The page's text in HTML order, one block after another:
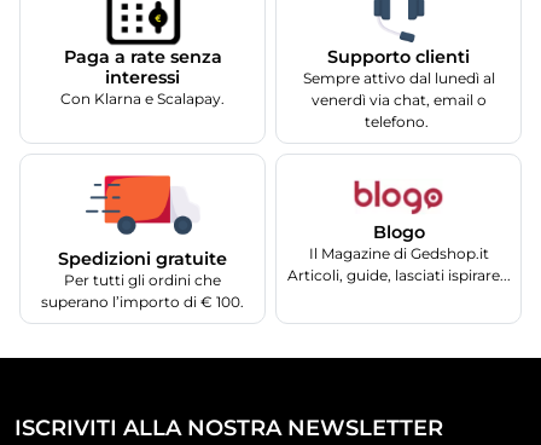
Paga a rate senza
interessi
Con Klarna e Scalapay.
Supporto clienti
Sempre attivo dal lunedì al
venerdì via chat, email o
telefono.
Spedizioni gratuite
Per tutti gli ordini che
superano l’importo di € 100.
Blogo
Il Magazine di Gedshop.it
Articoli, guide, lasciati ispirare...
ISCRIVITI ALLA NOSTRA NEWSLETTER